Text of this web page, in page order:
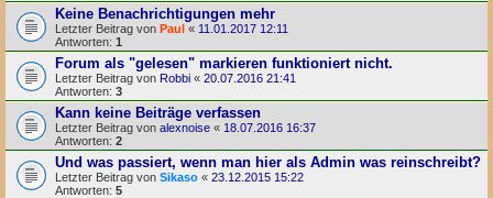
Keine Benachrichtigungen mehr
Letzter Beitrag von Paul « 11.01.2017 12:11
Antworten: 1
Forum als "gelesen" markieren funktioniert nicht.
Letzter Beitrag von Robbi « 20.07.2016 21:41
Antworten: 3
Kann keine Beiträge verfassen
Letzter Beitrag von alexnoise « 18.07.2016 16:37
Antworten: 2
Und was passiert, wenn man hier als Admin was reinschreibt?
Letzter Beitrag von Sikaso « 23.12.2015 15:22
Antworten: 5